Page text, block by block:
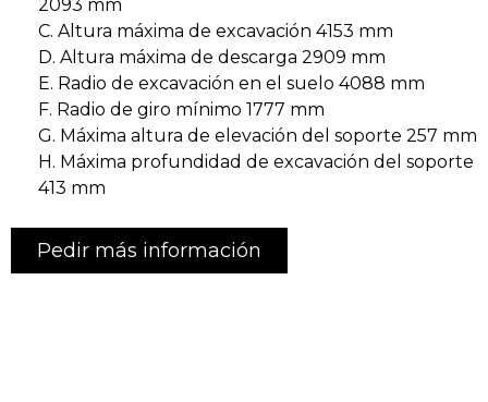
2093 mm
C. Altura máxima de excavación 4153 mm
D. Altura máxima de descarga 2909 mm
E. Radio de excavación en el suelo 4088 mm
F. Radio de giro mínimo 1777 mm
G. Máxima altura de elevación del soporte 257 mm
H. Máxima profundidad de excavación del soporte
413 mm
Pedir más información